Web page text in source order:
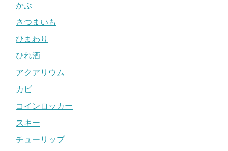
かぶ
さつまいも
ひまわり
ひれ酒
アクアリウム
カビ
コインロッカー
スキー
チューリップ